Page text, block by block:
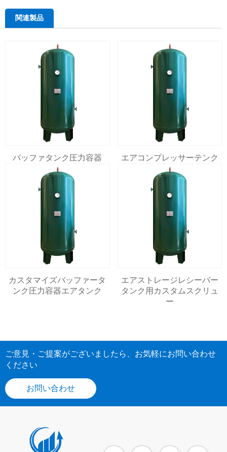
関連製品
バッファタンク圧力容器 エアコンプレッサーテンク
カスタマイズバッファータ
ンク圧力容器エアタンク
エアストレージレシーバー
タンク用カスタムスクリュ
ー
ご意見・ご提案がございましたら、お気軽にお問い合わせ
ください
お問い合わせ